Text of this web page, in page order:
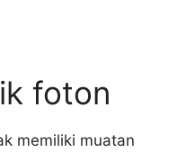
foton
memiliki muatan